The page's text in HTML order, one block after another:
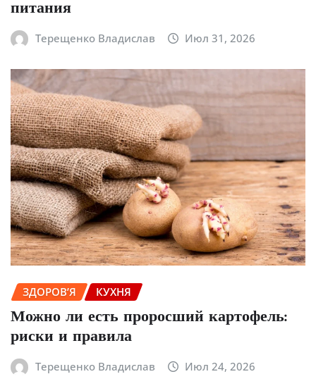
питания
Терещенко Владислав Июл 31, 2026
ЗДОРОВ’Я КУХНЯ
Можно ли есть проросший картофель:
риски и правила
Терещенко Владислав Июл 24, 2026